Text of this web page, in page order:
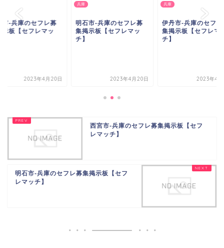
市-兵庫のセフレ募
示板【セフレマッ
2023年4月20日
兵庫
伊丹市-兵庫のセフレ募
集掲示板【セフレマッ
チ】
2023年4月20日
兵庫
川西市-兵庫のセフ
集掲示板【セフレマ
チ】
2023年4
西宮市-兵庫のセフレ募集掲示板【セフ
レマッチ】
明石市-兵庫のセフレ募集掲示板【セフ
レマッチ】